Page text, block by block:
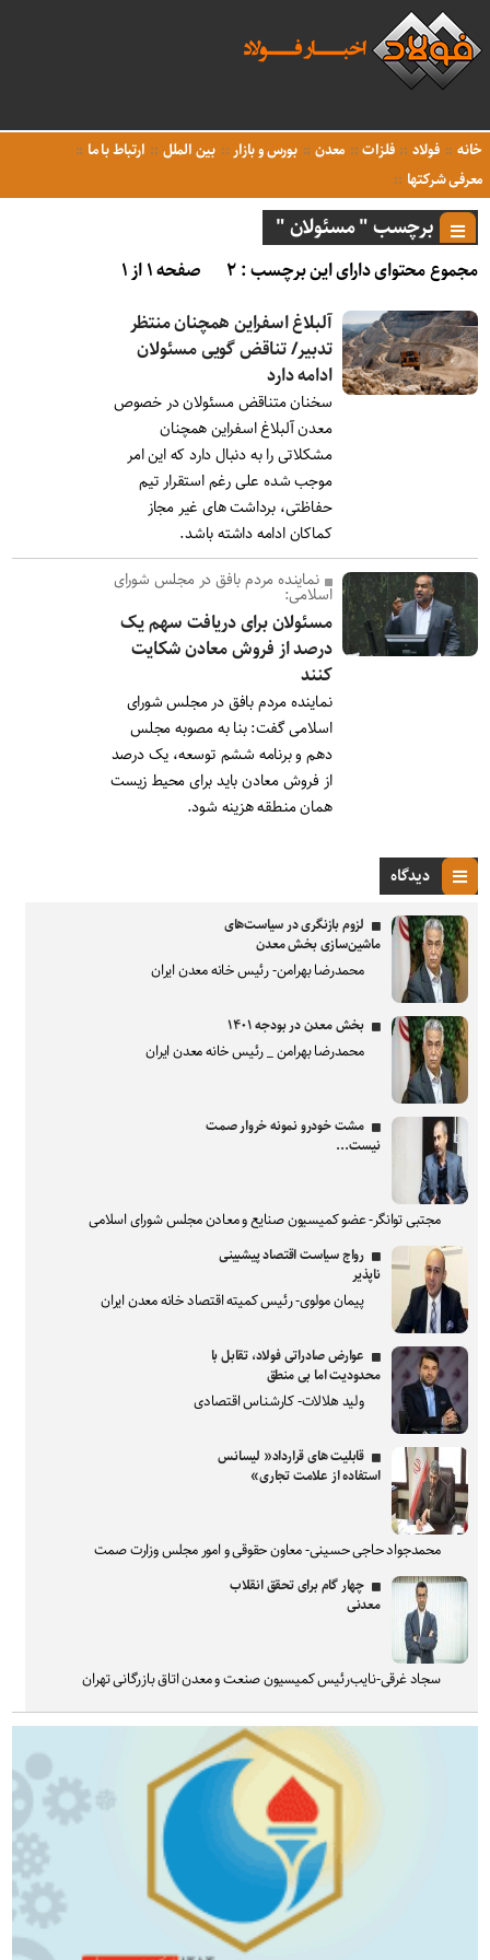
خانه فولاد فلزات معدن بورس و بازار بین الملل
ارتباط با ما
معرفی شرکتها
برچسب " مسئولان "
مجموع محتوای دارای این برچسب : ۲
صفحه ۱ از ۱
آلبلاغ اسفراین همچنان منتظر
تدبیر/ تناقض گویی مسئولان
ادامه دارد
سخنان متناقض مسئولان در خصوص
معدن آلبلاغ اسفراین همچنان
مشکلاتی را به دنبال دارد که این امر
موجب شده علی رغم استقرار تیم
حفاظتی، برداشت های غیر مجاز
کماکان ادامه داشته باشد.
نماینده مردم بافق در مجلس شورای
اسلامی:
مسئولان برای دریافت سهم یک
درصد از فروش معادن شکایت
کنند
نماینده مردم بافق در مجلس شورای
اسلامی گفت: بنا به مصوبه مجلس
دهم و برنامه ششم توسعه، یک درصد
از فروش معادن باید برای محیط زیست
همان منطقه هزینه شود.
دیدگاه
لزوم بازنگری در سیاست‌های
ماشین‌سازی بخش معدن
محمدرضا بهرامن- رئیس خانه معدن ایران
بخش معدن در بودجه ۱۴۰۱
محمدرضا بهرامن _ رئیس خانه معدن ایران
مشت خودرو نمونه خروار صمت
نیست...
مجتبی توانگر- عضو کمیسیون صنایع و معادن مجلس شورای اسلامی
رواج سیاست اقتصاد پیشبینی
ناپذیر
پیمان مولوی- رئیس کمیته اقتصاد خانه معدن ایران
عوارض صادراتی فولاد، تقابل با
محدودیت اما بی منطق
ولید هلالات- کارشناس اقتصادی
قابلیت های قرارداد« لیسانس
استفاده از علامت تجاری»
محمدجواد حاجی حسینی- معاون حقوقی و امور مجلس وزارت صمت
چهار گام برای تحقق انقلاب
معدنی
سجاد غرقی-نایب‌رئیس کمیسیون صنعت و معدن اتاق بازرگانی تهران